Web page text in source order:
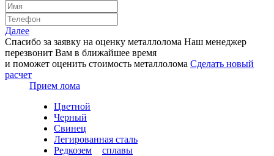
Далее
Спасибо за заявку на оценку металлолома Наш менеджер
перезвонит Вам в ближайшее время
и поможет оценить стоимость металлолома Сделать новый
расчет
Прием лома
Цветной
Черный
Свинец
Легированная сталь
Редкозем
сплавы